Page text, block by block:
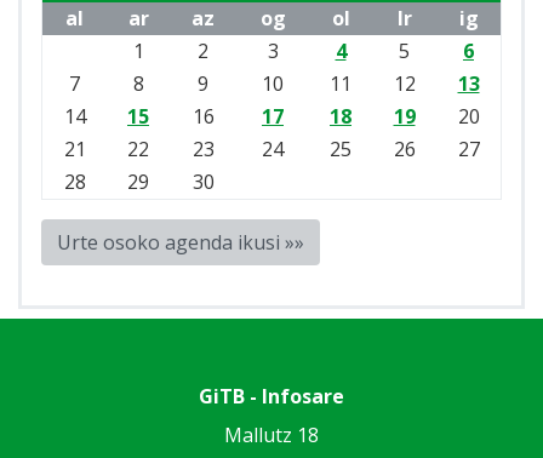
al
ar az og ol lr
ig
1
2 3 4 5
6
7
8 9 10 11 12
13
14
15 16 17 18 19
20
21
22 23 24 25 26
27
28
29 30
Urte osoko agenda ikusi »»
GiTB - Infosare
Mallutz 18